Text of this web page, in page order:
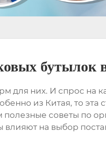
бутылок
для них. И спрос на
из Китая, то эта
советы по
влияют на выбор